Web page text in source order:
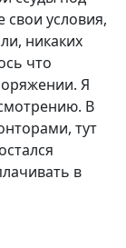
условия,
никаких
что
Я
В
тут
в